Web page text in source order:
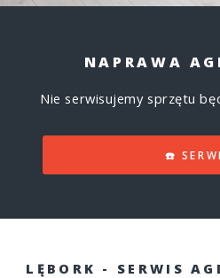
NAPRAWA
Nie serwisujemy sprzętu
☎️
LĘBORK - SERWIS